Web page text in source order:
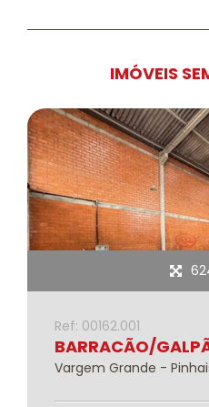
IMÓVEIS
Ref: 00162.001
BARRACÃO/
Vargem Grande -